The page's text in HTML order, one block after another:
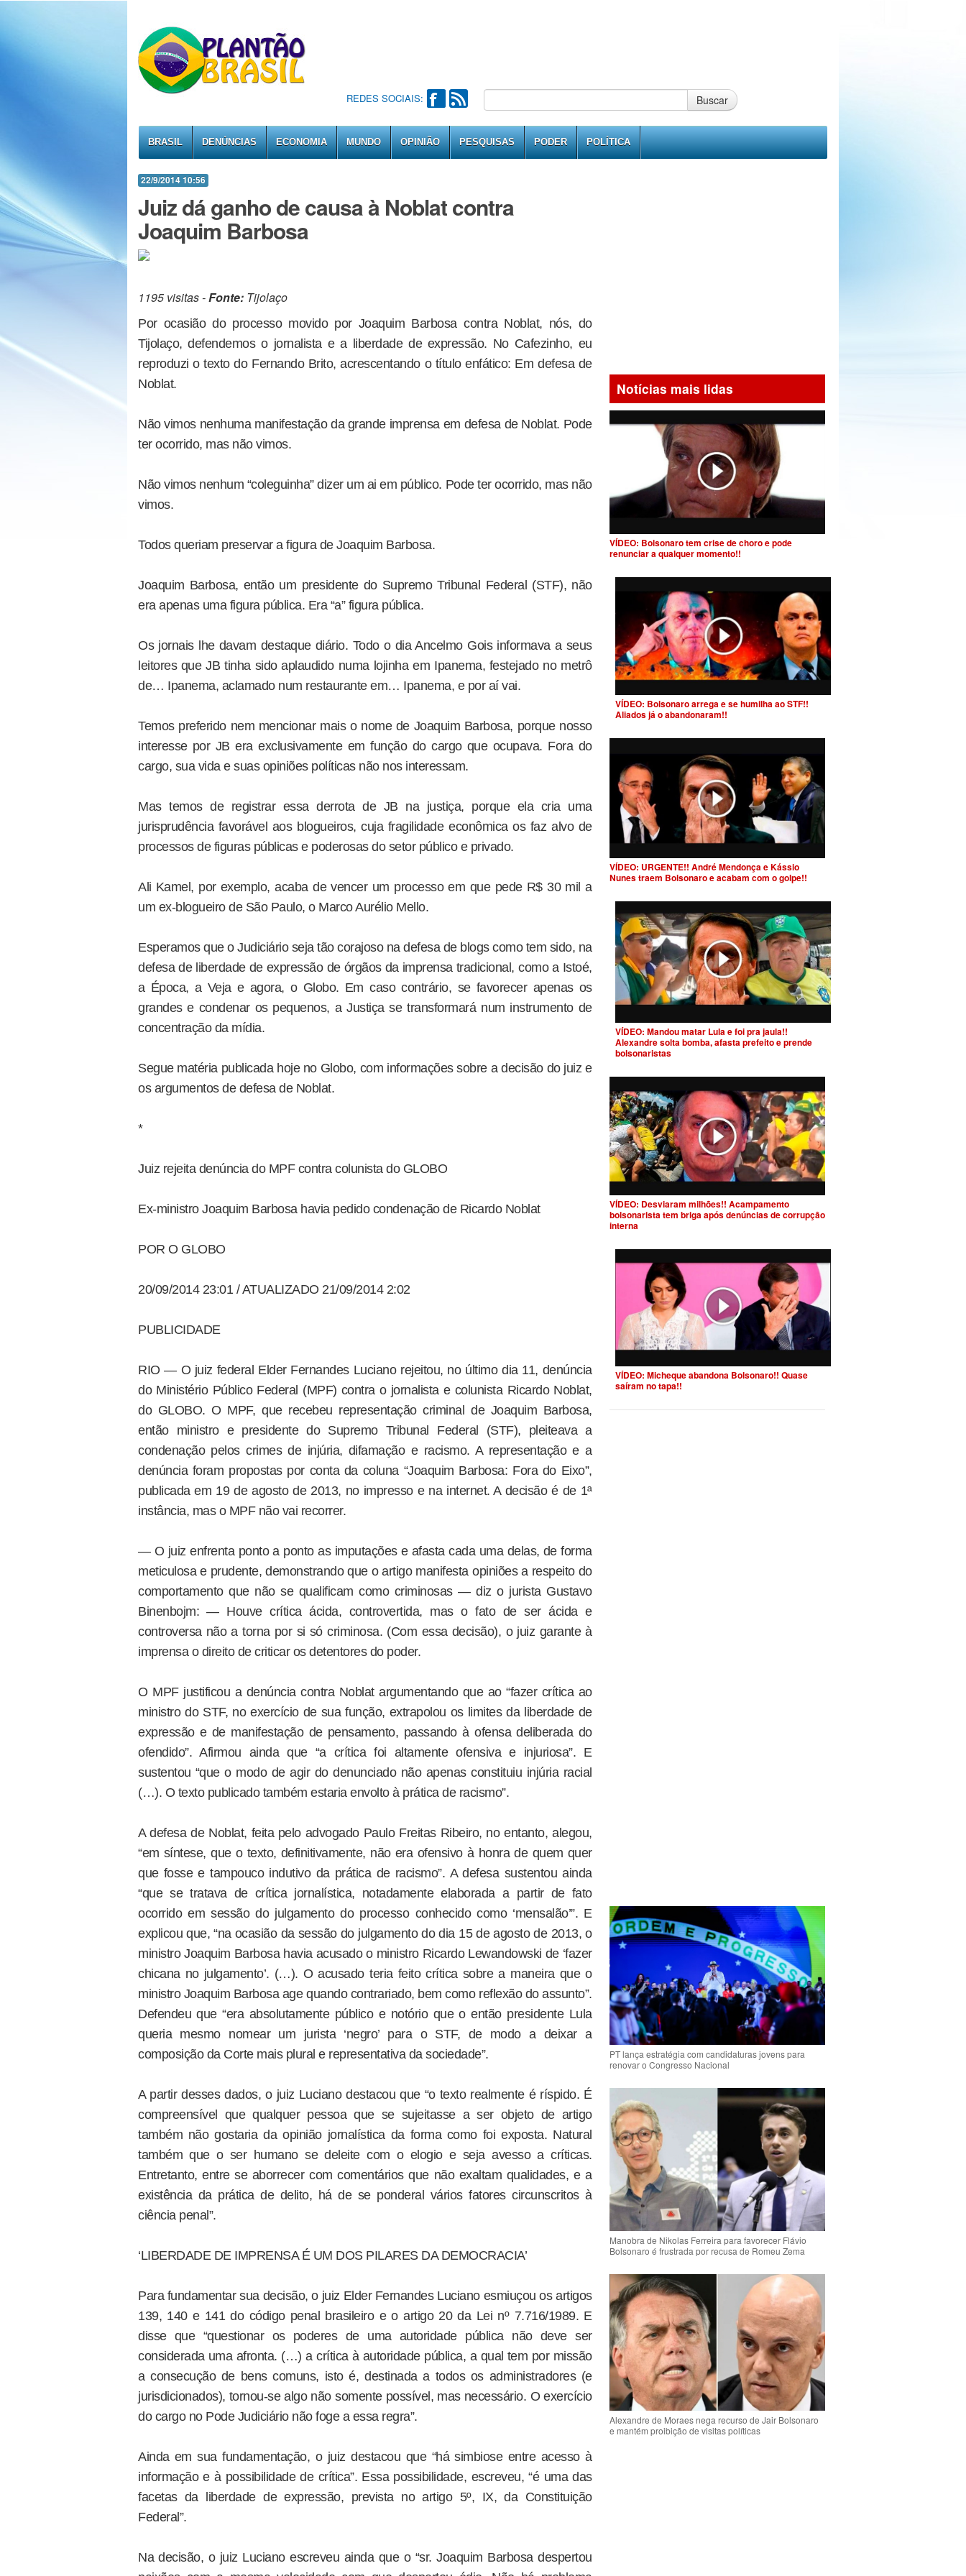
REDES SOCIAIS: Buscar
BRASIL DENÚNCIAS ECONOMIA MUNDO OPINIÃO PESQUISAS PODER POLÍTICA
22/9/2014 10:56
Juiz dá ganho de causa à Noblat contra
Joaquim Barbosa
1195 visitas -Fonte: Tijolaço
Por ocasião do processo movido por Joaquim Barbosa contra Noblat, nós, do
Tijolaço, defendemos o jornalista e a liberdade de expressão. No Cafezinho, eu
reproduzi o texto do Fernando Brito, acrescentando o título enfático: Em defesa de
Noblat.
Não vimos nenhuma manifestação da grande imprensa em defesa de Noblat. Pode
ter ocorrido, mas não vimos.
Não vimos nenhum “coleguinha” dizer um ai em público. Pode ter ocorrido, mas não
vimos.
Todos queriam preservar a figura de Joaquim Barbosa.
Joaquim Barbosa, então um presidente do Supremo Tribunal Federal (STF), não
era apenas uma figura pública. Era “a” figura pública.
Os jornais lhe davam destaque diário. Todo o dia Ancelmo Gois informava a seus
leitores que JB tinha sido aplaudido numa lojinha em Ipanema, festejado no metrô
de… Ipanema, aclamado num restaurante em… Ipanema, e por aí vai.
Temos preferido nem mencionar mais o nome de Joaquim Barbosa, porque nosso
interesse por JB era exclusivamente em função do cargo que ocupava. Fora do
cargo, sua vida e suas opiniões políticas não nos interessam.
Mas temos de registrar essa derrota de JB na justiça, porque ela cria uma
jurisprudência favorável aos blogueiros, cuja fragilidade econômica os faz alvo de
processos de figuras públicas e poderosas do setor público e privado.
Ali Kamel, por exemplo, acaba de vencer um processo em que pede R$ 30 mil a
um ex-blogueiro de São Paulo, o Marco Aurélio Mello.
Esperamos que o Judiciário seja tão corajoso na defesa de blogs como tem sido, na
defesa de liberdade de expressão de órgãos da imprensa tradicional, como a Istoé,
a Época, a Veja e agora, o Globo. Em caso contrário, se favorecer apenas os
grandes e condenar os pequenos, a Justiça se transformará num instrumento de
concentração da mídia.
Segue matéria publicada hoje no Globo, com informações sobre a decisão do juiz e
os argumentos de defesa de Noblat.
*
Juiz rejeita denúncia do MPF contra colunista do GLOBO
Ex-ministro Joaquim Barbosa havia pedido condenação de Ricardo Noblat
POR O GLOBO
20/09/2014 23:01 / ATUALIZADO 21/09/2014 2:02
PUBLICIDADE
RIO — O juiz federal Elder Fernandes Luciano rejeitou, no último dia 11, denúncia
do Ministério Público Federal (MPF) contra o jornalista e colunista Ricardo Noblat,
do GLOBO. O MPF, que recebeu representação criminal de Joaquim Barbosa,
então ministro e presidente do Supremo Tribunal Federal (STF), pleiteava a
condenação pelos crimes de injúria, difamação e racismo. A representação e a
denúncia foram propostas por conta da coluna “Joaquim Barbosa: Fora do Eixo”,
publicada em 19 de agosto de 2013, no impresso e na internet. A decisão é de 1ª
instância, mas o MPF não vai recorrer.
— O juiz enfrenta ponto a ponto as imputações e afasta cada uma delas, de forma
meticulosa e prudente, demonstrando que o artigo manifesta opiniões a respeito do
comportamento que não se qualificam como criminosas — diz o jurista Gustavo
Binenbojm: — Houve crítica ácida, controvertida, mas o fato de ser ácida e
controversa não a torna por si só criminosa. (Com essa decisão), o juiz garante à
imprensa o direito de criticar os detentores do poder.
O MPF justificou a denúncia contra Noblat argumentando que ao “fazer crítica ao
ministro do STF, no exercício de sua função, extrapolou os limites da liberdade de
expressão e de manifestação de pensamento, passando à ofensa deliberada do
ofendido”. Afirmou ainda que “a crítica foi altamente ofensiva e injuriosa”. E
sustentou “que o modo de agir do denunciado não apenas constituiu injúria racial
(…). O texto publicado também estaria envolto à prática de racismo”.
A defesa de Noblat, feita pelo advogado Paulo Freitas Ribeiro, no entanto, alegou,
“em síntese, que o texto, definitivamente, não era ofensivo à honra de quem quer
que fosse e tampouco indutivo da prática de racismo”. A defesa sustentou ainda
“que se tratava de crítica jornalística, notadamente elaborada a partir de fato
ocorrido em sessão do julgamento do processo conhecido como ‘mensalão’”. E
explicou que, “na ocasião da sessão do julgamento do dia 15 de agosto de 2013, o
ministro Joaquim Barbosa havia acusado o ministro Ricardo Lewandowski de ‘fazer
chicana no julgamento’. (…). O acusado teria feito crítica sobre a maneira que o
ministro Joaquim Barbosa age quando contrariado, bem como reflexão do assunto”.
Defendeu que “era absolutamente público e notório que o então presidente Lula
queria mesmo nomear um jurista ‘negro’ para o STF, de modo a deixar a
composição da Corte mais plural e representativa da sociedade”.
A partir desses dados, o juiz Luciano destacou que “o texto realmente é ríspido. É
compreensível que qualquer pessoa que se sujeitasse a ser objeto de artigo
também não gostaria da opinião jornalística da forma como foi exposta. Natural
também que o ser humano se deleite com o elogio e seja avesso a críticas.
Entretanto, entre se aborrecer com comentários que não exaltam qualidades, e a
existência da prática de delito, há de se ponderal vários fatores circunscritos à
ciência penal”.
‘LIBERDADE DE IMPRENSA É UM DOS PILARES DA DEMOCRACIA’
Para fundamentar sua decisão, o juiz Elder Fernandes Luciano esmiuçou os artigos
139, 140 e 141 do código penal brasileiro e o artigo 20 da Lei nº 7.716/1989. E
disse que “questionar os poderes de uma autoridade pública não deve ser
considerada uma afronta. (…) a crítica à autoridade pública, a qual tem por missão
a consecução de bens comuns, isto é, destinada a todos os administradores (e
jurisdicionados), tornou-se algo não somente possível, mas necessário. O exercício
do cargo no Pode Judiciário não foge a essa regra”.
Ainda em sua fundamentação, o juiz destacou que “há simbiose entre acesso à
informação e à possibilidade de crítica”. Essa possibilidade, escreveu, “é uma das
facetas da liberdade de expressão, prevista no artigo 5º, IX, da Constituição
Federal”.
Na decisão, o juiz Luciano escreveu ainda que o “sr. Joaquim Barbosa despertou
Notícias mais lidas
VÍDEO: Bolsonaro tem crise de choro e pode
renunciar a qualquer momento!!
VÍDEO: Bolsonaro arrega e se humilha ao STF!!
Aliados já o abandonaram!!
VÍDEO: URGENTE!! André Mendonça e Kássio
Nunes traem Bolsonaro e acabam com o golpe!!
VÍDEO: Mandou matar Lula e foi pra jaula!!
Alexandre solta bomba, afasta prefeito e prende
bolsonaristas
VÍDEO: Desviaram milhões!! Acampamento
bolsonarista tem briga após denúncias de corrupção
interna
VÍDEO: Micheque abandona Bolsonaro!! Quase
saíram no tapa!!
PT lança estratégia com candidaturas jovens para
renovar o Congresso Nacional
Manobra de Nikolas Ferreira para favorecer Flávio
Bolsonaro é frustrada por recusa de Romeu Zema
Alexandre de Moraes nega recurso de Jair Bolsonaro
e mantém proibição de visitas políticas